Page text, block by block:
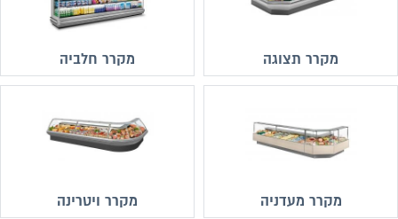
מקרר תצוגה מקרר חלביה
מקרר מעדניה מקרר ויטרינה